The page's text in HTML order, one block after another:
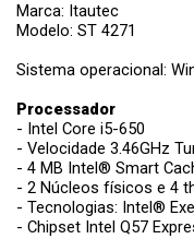
Marca: Itautec
Modelo: ST 4271
Sistema operacional:
Processador
- Intel Core i5-650
- Velocidade 3.46GHz
- 4 MB Intel® Smart
- 2 Núcleos físicos e 4
- Tecnologias: Intel®
- Chipset Intel Q57